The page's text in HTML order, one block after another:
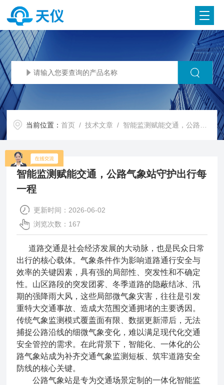
当前位置：首页 /技术文章 / 智能监测赋能交通，公路气象站守护出行每一程
智能监测赋能交通，公路气象站守护出行每
一程
更新时间：2026-06-02
浏览次数：167
道路交通是社会经济发展的大动脉，也是民众日常
出行的核心载体。气象条件作为影响道路通行安全与
效率的关键因素，具有强的局部性、突发性和不确定
性。山区路段的突发团雾、冬季道路的隐蔽结冰、汛
期的强降雨大风，这些局部微气象灾害，往往是引发
重特大交通事故、造成大范围交通拥堵的主要诱因。
传统气象监测模式覆盖面有限、数据更新滞后，无法
捕捉公路沿线的细微气象变化，难以满足现代化交通
安全管控的需求。在此背景下，智能化、一体化的公
路气象站成为补齐交通气象监测短板、筑牢道路安全
防线的核心关键。
公路气象站是专为交通场景定制的一体化智能监